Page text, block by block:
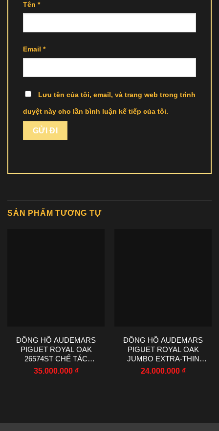
Tên *
Email *
Lưu tên của tôi, email, và trang web trong trình
duyệt này cho lần bình luận kế tiếp của tôi.
SẢN PHẨM TƯƠNG TỰ
ĐỒNG HỒ AUDEMARS
PIGUET ROYAL OAK
26574ST CHẾ TÁC
MOISSANITE BAGUETTE
35.000.000 ₫
ĐỒNG HỒ AUDEMARS
PIGUET ROYAL OAK
JUMBO EXTRA-THIN
15202IP TITANIUM ZF
24.000.000 ₫